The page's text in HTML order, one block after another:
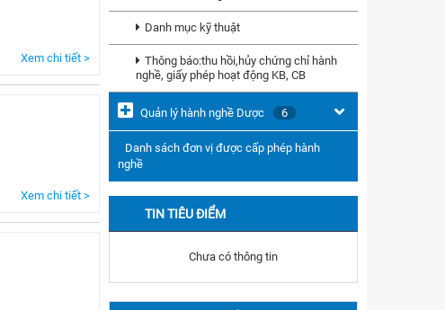
Xem chi tiết >
Xem chi tiết >
Danh mục kỹ thuật
Thông báo:thu hồi,hủy chứng chỉ hành
nghề, giấy phép hoạt động KB, CB
Quản lý hành nghề Dược 6
Danh sách đơn vị được cấp phép hành
nghề
TIN TIÊU ĐIỂM
Chưa có thông tin